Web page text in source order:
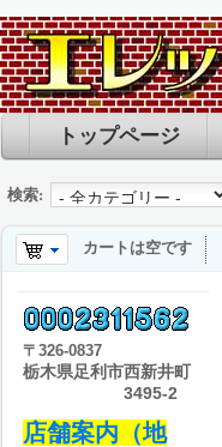
トップページ
検索:
カートは空です
〒 326-0837
栃木県足利市西新井町
3495-2
店舗案内（地